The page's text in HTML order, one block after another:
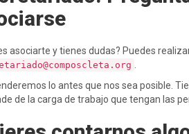
asociarte y tienes dudas? Puedes
lo antes que nos sea posible.
de la carga de trabajo que tengan las